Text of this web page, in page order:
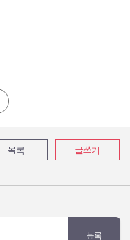
목록 글쓰기
등록